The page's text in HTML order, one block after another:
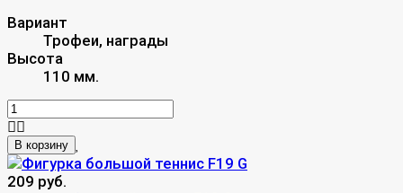
Вариант
Трофеи, награды
Высота
110 мм.
В корзину
209 руб.